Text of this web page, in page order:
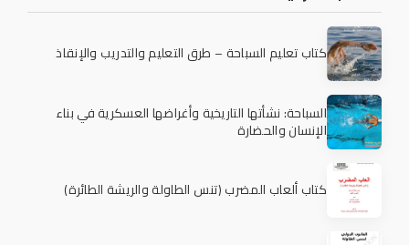
كتاب تعليم السباحة – طرق التعليم والتدريب والإنقاذ
السباحة: نشأتها التاريخية وأغراضها العسكرية في بناء
الإنسان والحضارة
كتاب ألعاب المضرب (تنس الطاولة والريشة الطائرة)